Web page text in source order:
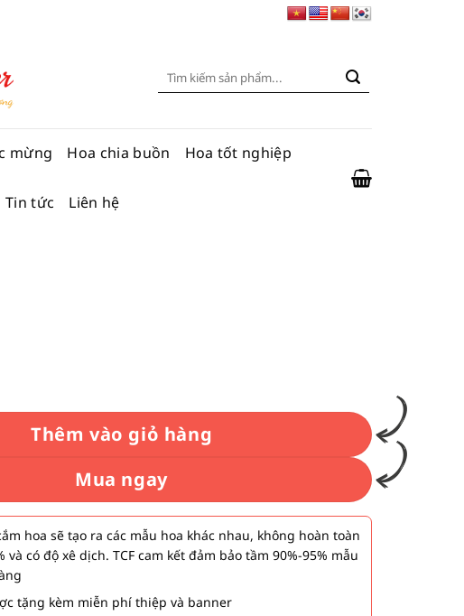
Tìm
mừng Hoa chia buồn Hoa tốt nghiệp
Tin tức Liên hệ
Thêm vào giỏ hàng
Mua ngay
hoa sẽ tạo ra các mẫu hoa khác nhau, không hoàn toàn
và có độ xê dịch. TCF cam kết đảm bảo tầm 90%-95% mẫu
tặng kèm miễn phí thiệp và banner